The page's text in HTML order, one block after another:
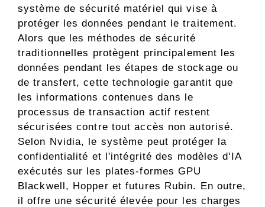
système de sécurité matériel qui vise à
protéger les données pendant le traitement.
Alors que les méthodes de sécurité
traditionnelles protègent principalement les
données pendant les étapes de stockage ou
de transfert, cette technologie garantit que
les informations contenues dans le
processus de transaction actif restent
sécurisées contre tout accès non autorisé.
Selon Nvidia, le système peut protéger la
confidentialité et l'intégrité des modèles d'IA
exécutés sur les plates-formes GPU
Blackwell, Hopper et futures Rubin. En outre,
il offre une sécurité élevée pour les charges